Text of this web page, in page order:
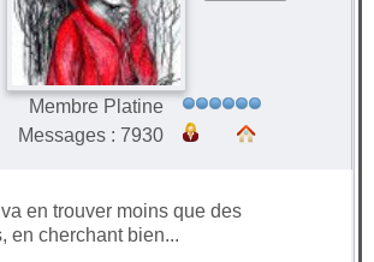
Membre Platine
Messages : 7930
en trouver moins que des
en cherchant bien...